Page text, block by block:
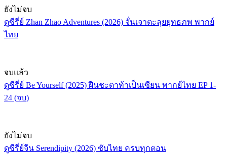
ยังไม่จบ
ดูซีรี่ย์ Zhan Zhao Adventures (2026) จั่นเจาตะลุยยุทธภพ พากย์
ไทย
จบแล้ว
ดูซีรี่ย์ Be Yourself (2025) ฝืนชะตาท้าเป็นเซียน พากย์ไทย EP 1-
24 (จบ)
ยังไม่จบ
ดูซีรี่ย์จีน Serendipity (2026) ซับไทย ครบทุกตอน